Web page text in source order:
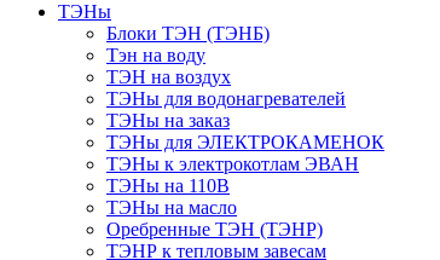
ТЭНы
Блоки ТЭН (ТЭНБ)
Тэн на воду
ТЭН на воздух
ТЭНы для водонагревателей
ТЭНы на заказ
ТЭНы для ЭЛЕКТРОКАМЕНОК
ТЭНы к электрокотлам ЭВАН
ТЭНы на 110В
ТЭНы на масло
Оребренные ТЭН (ТЭНР)
ТЭНР к тепловым завесам